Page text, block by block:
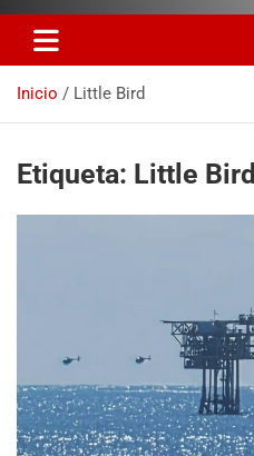
Inicio Little Bird
Etiqueta: Little Bird